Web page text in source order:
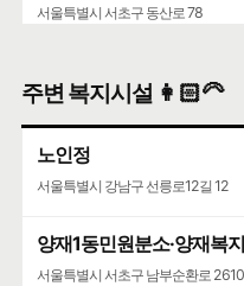
서울특별시 서초구 동산로 78
주변 복지시설 👩🏻‍🦳
노인정
서울특별시 강남구 선릉로12길 12
양재1동민원분소·양재복
서울특별시 서초구 남부순환로 2610